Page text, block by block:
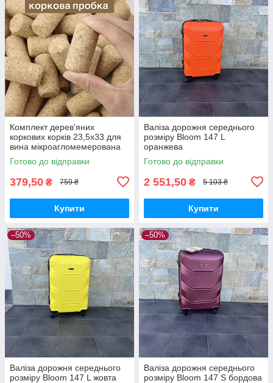
Комплект дерев'яних
коркових корків 23,5х33 для
вина мікроагломемерована
— 50 шт.
Готово до відправки
379,50 ₴ 759 ₴
Купити
Валіза дорожня середнього
розміру Bloom 147 L
оранжева
Готово до відправки
2 551,50 ₴ 5 103 ₴
Купити
–50%
Валіза дорожня середнього
розміру Bloom 147 L жовта
–50%
Валіза дорожня середнього
розміру Bloom 147 S бордова